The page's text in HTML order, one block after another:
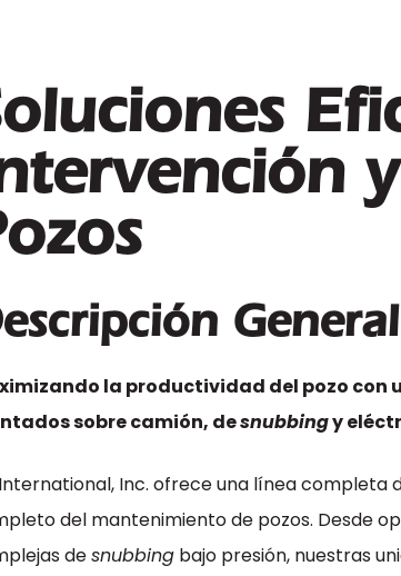
la productividad del pozo con
sobre camión, desnubbingy
Inc. ofrece una línea completa
del mantenimiento de pozos. Desde
desnubbing bajo presión, nuestras